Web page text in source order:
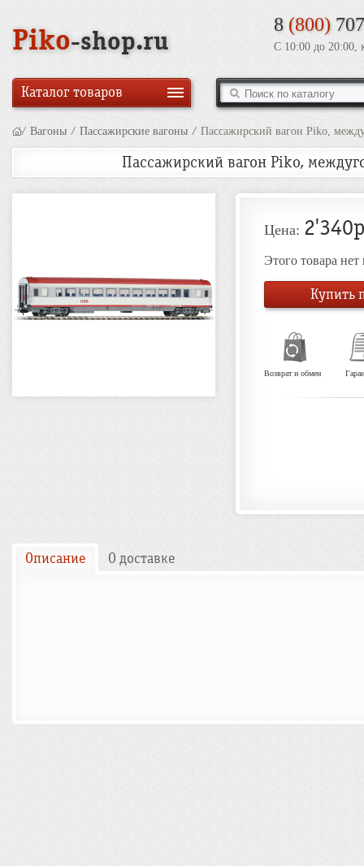
Piko-shop.ru
8 (800)
С 10:00 до 20:00,
Каталог товаров
/ Вагоны / Пассажирские вагоны / Пассажирский вагон Piko,
Пассажирский вагон Piko,
Цена:
Этого товара
Купить
Возврат и обмен
Описание О доставке